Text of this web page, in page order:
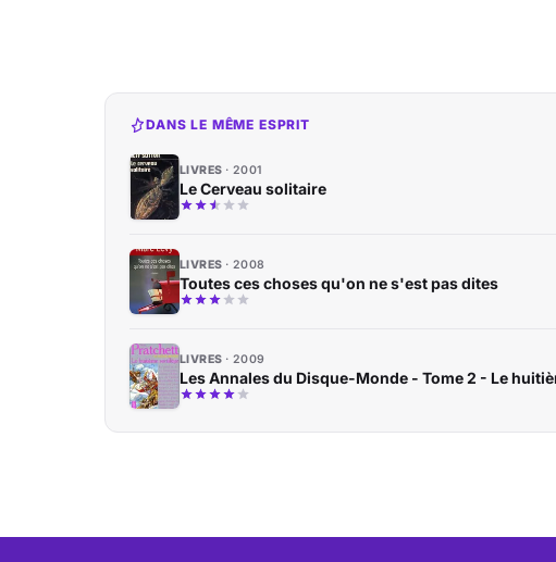
DANS LE MÊME ESPRIT
LIVRES 2001
Le Cerveau solitaire
LIVRES 2008
Toutes ces choses qu'on ne s'est pas dites
LIVRES 2009
Les Annales du Disque-Monde - Tome 2 - Le